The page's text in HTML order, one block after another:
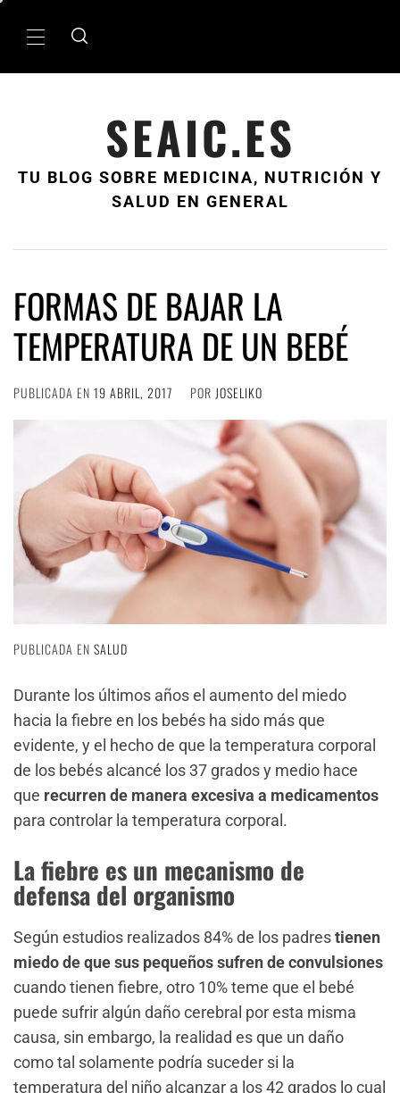
Menú
SEAIC.ES
TU BLOG SOBRE MEDICINA, NUTRICIÓN Y
SALUD EN GENERAL
FORMAS DE BAJAR LA
TEMPERATURA DE UN BEBÉ
PUBLICADA EN 19 ABRIL, 2017 POR JOSELIKO
PUBLICADA EN SALUD
Durante los últimos años el aumento del miedo
hacia la fiebre en los bebés ha sido más que
evidente, y el hecho de que la temperatura corporal
de los bebés alcancé los 37 grados y medio hace
que recurren de manera excesiva a medicamentos
para controlar la temperatura corporal.
La fiebre es un mecanismo de
defensa del organismo
Según estudios realizados 84% de los padrestienen
miedo de que sus pequeños sufren de convulsiones
cuando tienen fiebre, otro 10% teme que el bebé
puede sufrir algún daño cerebral por esta misma
causa, sin embargo, la realidad es que un daño
como tal solamente podría suceder si la
temperatura del niño alcanzar a los 42 grados lo cual